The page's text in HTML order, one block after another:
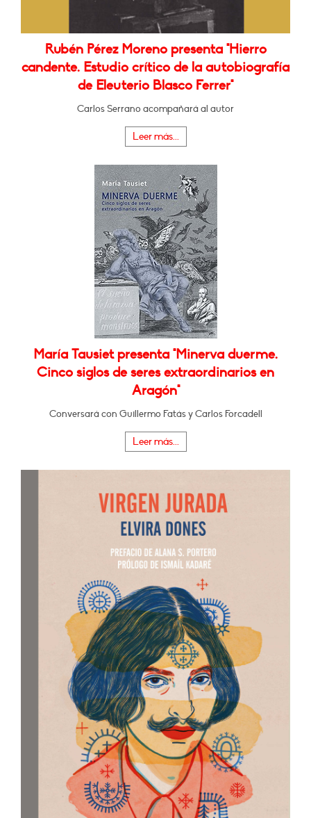
Rubén Pérez Moreno presenta "Hierro
candente. Estudio crítico de la autobiografía
de Eleuterio Blasco Ferrer"
Carlos Serrano acompañará al autor
Leer más...
María Tausiet presenta "Minerva duerme.
Cinco siglos de seres extraordinarios en
Aragón"
Conversará con Guillermo Fatás y Carlos Forcadell
Leer más...